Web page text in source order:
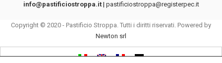
info@pastificiostroppa.it| pastificiostroppa@registerpec.it
Copyright © 2020 - Pastificio Stroppa. Tutti i diritti riservati. Powered by
Newton srl